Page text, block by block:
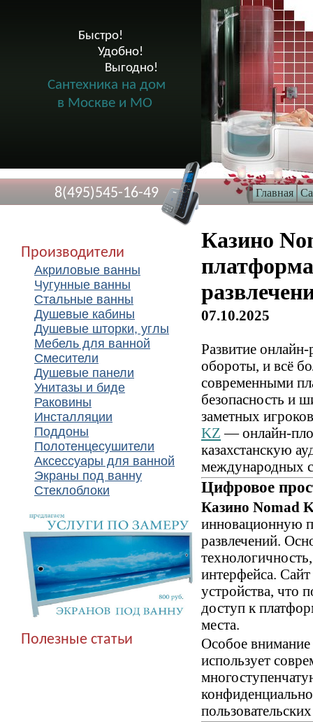
Главная
Быстро!
              Удобно!
                      Выгодно!
Сантехника на дом
в Москве и МО
8(495)545-16-49
Производители
Акриловые ванны
Чугунные ванны
Стальные ванны
Душевые кабины
Душевые шторки, углы
Мебель для ванной
Смесители
Душевые панели
Унитазы и биде
Раковины
Инсталляции
Поддоны
Полотенцесушители
Аксессуары для ванной
Экраны под ванну
Стеклоблоки
Полезные статьи
Казино
07.10.2025
Развитие онлайн-
обороты, и всё
современными
безопасность и
заметных
KZ — онлайн-
казахстанскую
международных
Цифровое
Казино Nomad
инновационную
развлечений.
интерфейса.
устройства, что
доступ к
места.
Особое
использует